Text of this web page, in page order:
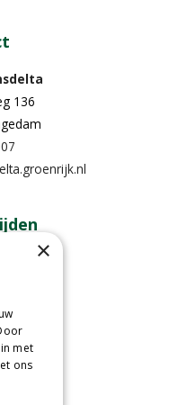
136
- 18:00
- 18:00
- 18:00
- 17:00
×
met
ons